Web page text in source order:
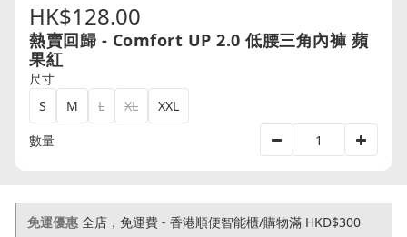
HK$128.00
熱賣回歸 - Comfort UP 2.0 低腰三角內褲 蘋
果紅
尺寸
S
M L XL
XXL
數量
免運優惠 全店，免運費 - 香港順便智能櫃/購物滿 HKD$300